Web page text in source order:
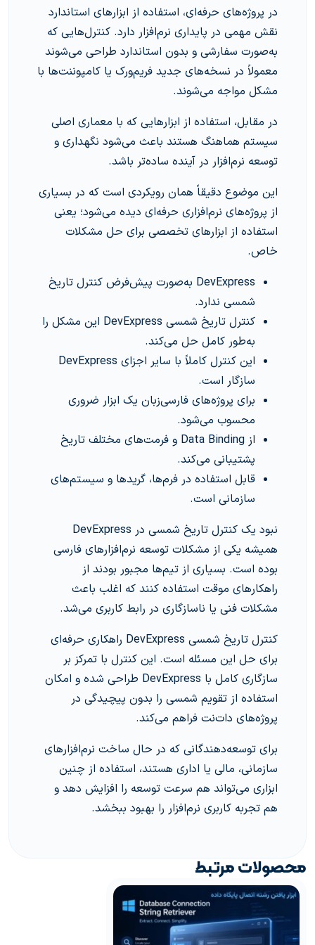
در پروژه‌های حرفه‌ای، استفاده از ابزارهای استاندارد
نقش مهمی در پایداری نرم‌افزار دارد. کنترل‌هایی که
به‌صورت سفارشی و بدون استاندارد طراحی می‌شوند
معمولاً در نسخه‌های جدید فریم‌ورک یا کامپوننت‌ها با
مشکل مواجه می‌شوند.
در مقابل، استفاده از ابزارهایی که با معماری اصلی
سیستم هماهنگ هستند باعث می‌شود نگهداری و
توسعه نرم‌افزار در آینده ساده‌تر باشد.
این موضوع دقیقاً همان رویکردی است که در بسیاری
از پروژه‌های نرم‌افزاری حرفه‌ای دیده می‌شود؛ یعنی
استفاده از ابزارهای تخصصی برای حل مشکلات
خاص.
DevExpress به‌صورت پیش‌فرض کنترل تاریخ
شمسی ندارد.
کنترل تاریخ شمسی DevExpress این مشکل را
به‌طور کامل حل می‌کند.
این کنترل کاملاً با سایر اجزای DevExpress
سازگار است.
برای پروژه‌های فارسی‌زبان یک ابزار ضروری
محسوب می‌شود.
از Data Binding و فرمت‌های مختلف تاریخ
پشتیبانی می‌کند.
قابل استفاده در فرم‌ها، گریدها و سیستم‌های
سازمانی است.
نبود یک کنترل تاریخ شمسی در DevExpress
همیشه یکی از مشکلات توسعه نرم‌افزارهای فارسی
بوده است. بسیاری از تیم‌ها مجبور بودند از
راهکارهای موقت استفاده کنند که اغلب باعث
مشکلات فنی یا ناسازگاری در رابط کاربری می‌شد.
کنترل تاریخ شمسی DevExpress راهکاری حرفه‌ای
برای حل این مسئله است. این کنترل با تمرکز بر
سازگاری کامل با DevExpress طراحی شده و امکان
استفاده از تقویم شمسی را بدون پیچیدگی در
پروژه‌های دات‌نت فراهم می‌کند.
برای توسعه‌دهندگانی که در حال ساخت نرم‌افزارهای
سازمانی، مالی یا اداری هستند، استفاده از چنین
ابزاری می‌تواند هم سرعت توسعه را افزایش دهد و
هم تجربه کاربری نرم‌افزار را بهبود ببخشد.
محصولات مرتبط